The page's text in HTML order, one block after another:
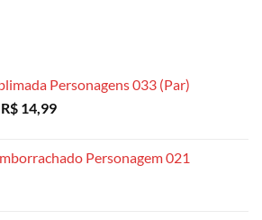
Personagens 033 (Par)
R$ 14,99Faixa
R$ 8,99Personagem 021